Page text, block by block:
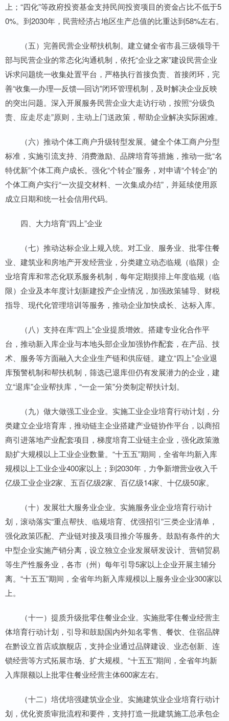
上；“四化”等政府投资基金支持民间投资项目的资金占比不低于5
0%。到2030年，民营经济占地区生产总值的比重达到58%左右。
（五）完善民营企业帮扶机制。建立健全省市县三级领导干
部与民营企业的常态化沟通机制，依托“企业之家”建设民营企业
诉求问题统一收集处置平台，严格执行首接负责、首接闭环，完
善“收集—办理—反馈—回访”闭环管理机制，及时解决企业反映
的突出问题。深入开展服务民营企业大走访行动，按照“分级负
责、应走尽走”原则，主动上门送政策，帮助企业解决实际困难。
（六）推动个体工商户升级转型发展。健全个体工商户分型
标准，实施引流支持、消费激励、品牌培育等措施，推动一批“名
特优新”个体工商户成长。强化“个转企”服务，对申请“个转企”的
个体工商户实行“一次提交材料、一次集成办结”，并延续使用原
成立日期和统一社会信用代码。
四、大力培育“四上”企业
（七）推动达标企业上规入统。对工业、服务业、批零住餐
业、建筑业和房地产开发经营业，分类建立动态临规（临限）企
业培育库和常态化联系服务机制，每年定期摸排上年度临规（临
限）企业及本年度计划新建投产企业情况，加强政策辅导、财税
指导、现代化管理培训等服务，推动企业加快成长、达标入库。
（八）支持在库“四上”企业提质增效。搭建专业化合作平
台，推动新入库企业与本地头部企业加强协作配套，在产品、技
术、服务等方面融入大企业生产链和供应链。建立“四上”企业退
库预警机制和帮扶机制，筛选已退库但仍有发展潜力的企业，建
立“退库”企业帮扶库，“一企一策”分类制定帮扶计划。
（九）做大做强工业企业。实施工业企业培育行动计划，分
类建立企业培育库，推动链主企业搭建产业链协作平台，以商招
商引进落地产业配套项目，梯度培育工业链主企业，强化政策激
励扩大规模以上工业企业数量。“十五五”期间，全省年均新入库
规模以上工业企业400家以上；到2030年，力争新增营业收入千
亿级工业企业2家、五百亿级2家、百亿级14家、十亿级50家。
（十）发展壮大服务业企业。实施服务业企业培育行动计
划，滚动落实“重点帮扶、临规培育、优强招引”三类企业清单，
强化政策匹配、产业链对接及项目推介等服务。鼓励有条件的大
中型企业实施产销分离，设立独立企业发展研发设计、营销贸易
等生产性服务业，各市（州）每年引导5家以上企业开展主辅分
离。“十五五”期间，全省年均新入库规模以上服务业企业300家以
上。
（十一）提质升级批零住餐业企业。实施批零住餐业经营主
体培育行动计划，引导和鼓励国内外知名零售、餐饮、住宿品牌
在黔设立首店或旗舰店，支持企业通过品牌建设、业态创新、连
锁经营等方式拓展市场、扩大规模。“十五五”期间，全省年均新
入库限额以上批零住餐业经营主体600家左右。
（十二）培优培强建筑业企业。实施建筑业企业培育行动计
划，优化资质审批流程和要件，支持打造一批建筑施工总承包企